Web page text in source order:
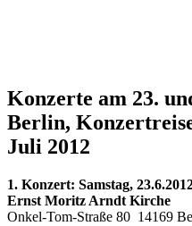
Konzerte am 23.
Berlin,
Juli 2012
1. Konzert: Samstag,
Ernst Moritz Arndt Kirche
Onkel-Tom-Straße 80 14169